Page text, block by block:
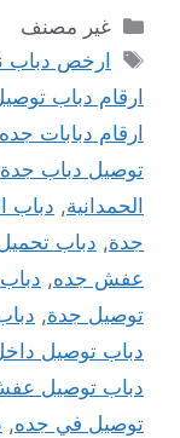
التصنيفات
غير مصنف
الوسوم
ارخص دباب
ارقام دباب
ارقام دبابات جده
توصيل دباب جدة
الحمدانية, دباب
جدة, دباب
عفش جده,
توصيل جدة,
دباب توصيل
دباب توصيل
توصيل في جده,